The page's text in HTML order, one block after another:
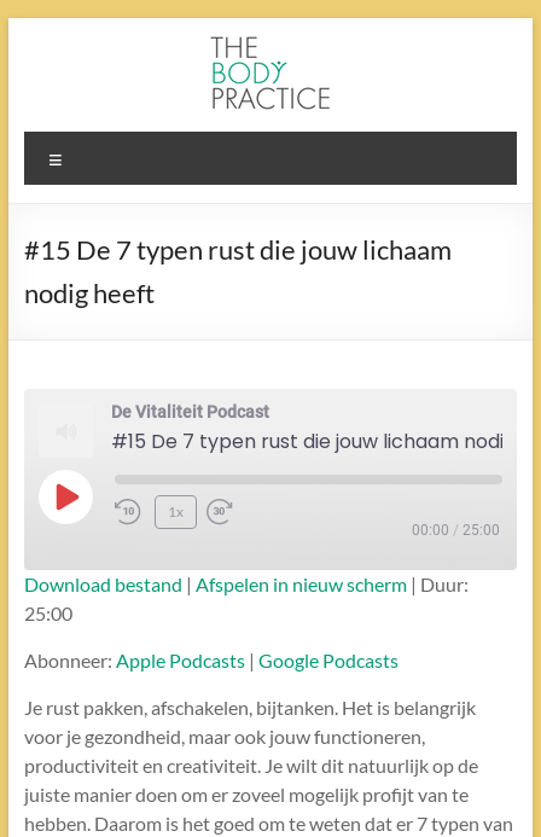
The
Body
Practice
#15 De 7 typen rust die jouw lichaam
nodig heeft
De Vitaliteit Podcast
Play
Episode
1x
00:00 / 25:00
ABONNEREN DELEN
Apple Podcasts
DELEN
EMBED
Download bestand | Afspelen in nieuw scherm| Duur:
25:00
Abonneer: Apple Podcasts| Google Podcasts
Je rust pakken, afschakelen, bijtanken. Het is belangrijk
voor je gezondheid, maar ook jouw functioneren,
productiviteit en creativiteit. Je wilt dit natuurlijk op de
juiste manier doen om er zoveel mogelijk profijt van te
hebben. Daarom is het goed om te weten dat er 7 typen van